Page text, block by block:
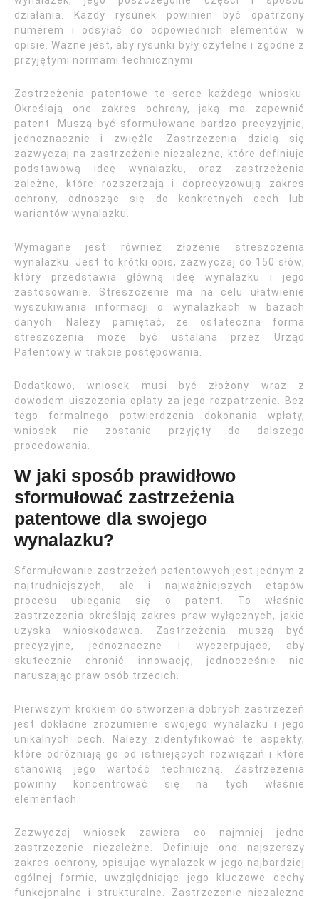
działania. Każdy rysunek powinien być opatrzony
numerem i odsyłać do odpowiednich elementów w
opisie. Ważne jest, aby rysunki były czytelne i zgodne z
przyjętymi normami technicznymi.
Zastrzeżenia patentowe to serce każdego wniosku.
Określają one zakres ochrony, jaką ma zapewnić
patent. Muszą być sformułowane bardzo precyzyjnie,
jednoznacznie i zwięźle. Zastrzeżenia dzielą się
zazwyczaj na zastrzeżenie niezależne, które definiuje
podstawową ideę wynalazku, oraz zastrzeżenia
zależne, które rozszerzają i doprecyzowują zakres
ochrony, odnosząc się do konkretnych cech lub
wariantów wynalazku.
Wymagane jest również złożenie streszczenia
wynalazku. Jest to krótki opis, zazwyczaj do 150 słów,
który przedstawia główną ideę wynalazku i jego
zastosowanie. Streszczenie ma na celu ułatwienie
wyszukiwania informacji o wynalazkach w bazach
danych. Należy pamiętać, że ostateczna forma
streszczenia może być ustalana przez Urząd
Patentowy w trakcie postępowania.
Dodatkowo, wniosek musi być złożony wraz z
dowodem uiszczenia opłaty za jego rozpatrzenie. Bez
tego formalnego potwierdzenia dokonania wpłaty,
wniosek nie zostanie przyjęty do dalszego
procedowania.
W jaki sposób prawidłowo
sformułować zastrzeżenia
patentowe dla swojego
wynalazku?
Sformułowanie zastrzeżeń patentowych jest jednym z
najtrudniejszych, ale i najważniejszych etapów
procesu ubiegania się o patent. To właśnie
zastrzeżenia określają zakres praw wyłącznych, jakie
uzyska wnioskodawca. Zastrzeżenia muszą być
precyzyjne, jednoznaczne i wyczerpujące, aby
skutecznie chronić innowację, jednocześnie nie
naruszając praw osób trzecich.
Pierwszym krokiem do stworzenia dobrych zastrzeżeń
jest dokładne zrozumienie swojego wynalazku i jego
unikalnych cech. Należy zidentyfikować te aspekty,
które odróżniają go od istniejących rozwiązań i które
stanowią jego wartość techniczną. Zastrzeżenia
powinny koncentrować się na tych właśnie
elementach.
Zazwyczaj wniosek zawiera co najmniej jedno
zastrzeżenie niezależne. Definiuje ono najszerszy
zakres ochrony, opisując wynalazek w jego najbardziej
ogólnej formie, uwzględniając jego kluczowe cechy
funkcjonalne i strukturalne. Zastrzeżenie niezależne